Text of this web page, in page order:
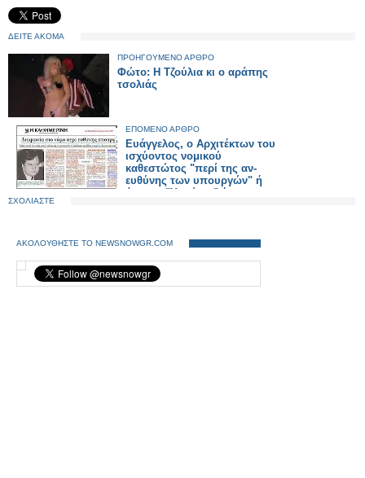
ΔΕΙΤΕ ΑΚΟΜΑ
ΠΡΟΗΓΟΥΜΕΝΟ ΑΡΘΡΟ
Φώτο: Η Τζούλια κι ο αράπης
τσολιάς
ΕΠΟΜΕΝΟ ΑΡΘΡΟ
Ευάγγελος, ο Αρχιτέκτων του
ισχύοντος νομικού
καθεστώτος "περί της αν-
ευθύνης των υπουργών" ή
όταν οι "Υπαίτιοι" έρχονται
ΣΧΟΛΙΑΣΤΕ
ΑΚΟΛΟΥΘΗΣΤΕ ΤΟ NEWSNOWGR.COM